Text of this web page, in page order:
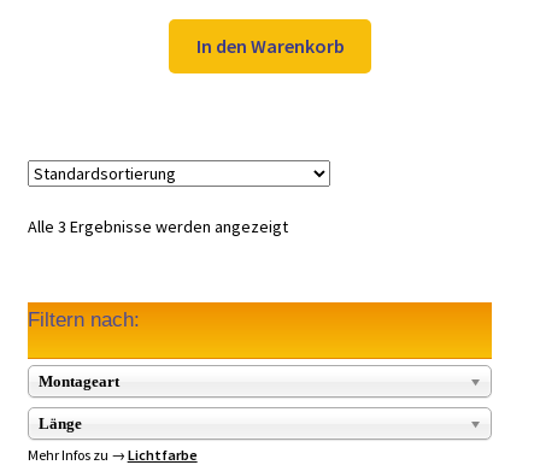
Preis
war:
30,98 €
Preis
ist:
24,97 €.
In den Warenkorb
Alle 3 Ergebnisse werden angezeigt
Filtern nach:
Montageart
Länge
Mehr Infos zu → Lichtfarbe